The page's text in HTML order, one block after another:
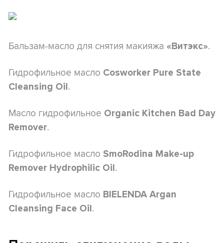
Бальзам-масло для снятия макияжа «Витэкс».
Гидрофильное масло Cosworker Pure State
Cleansing Oil.
Масло гидрофильное Organic Kitchen Bad Day
Remover.
Гидрофильное масло SmoRodina Make-up
Remover Hydrophilic Oil.
Гидрофильное масло BIELENDA Argan
Cleansing Face Oil.